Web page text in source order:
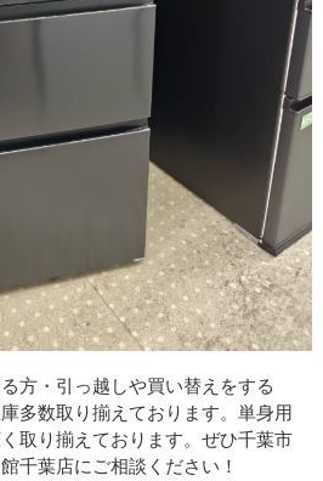
方・引っ越しや買い替えをする
多数取り揃えております。単身用
取り揃えております。ぜひ千葉市
千葉店にご相談ください！